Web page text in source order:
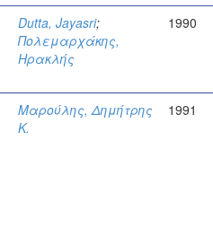
Dutta, Jayasri;
Πολεμαρχάκης,
Ηρακλής
1990
Μαρούλης, Δημήτρης
Κ.
1991